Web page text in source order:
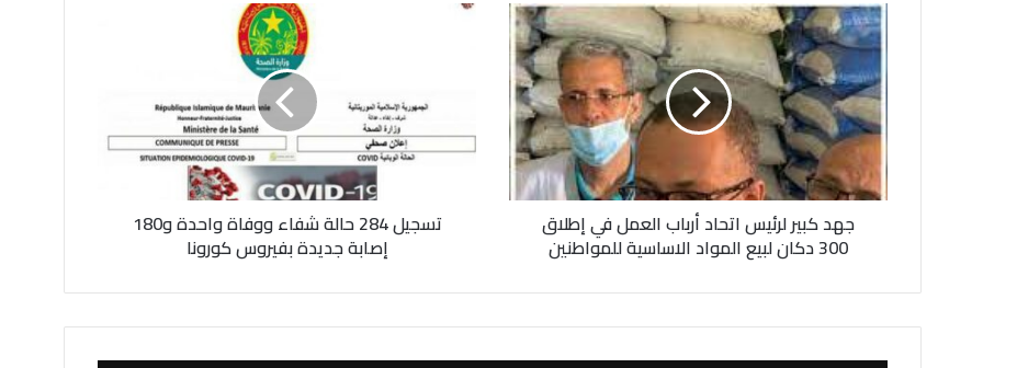
ج
ه
د
ك
ب
ي
ل
ر
ا
ح
ا
جهد كبير لرئيس اتحاد أرباب العمل في إطلاق
300 دكان لبيع المواد الاساسية للمواطنين
ت
2
8
ش
ا
ء
تسجيل 284 حالة شفاء ووفاة واحدة و180
إصابة جديدة بفيروس كورونا